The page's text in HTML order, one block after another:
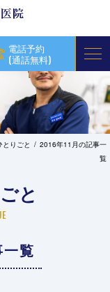
電話予約
(通話無料)
とりごと
2016年11月の記事一
覧
と
覧